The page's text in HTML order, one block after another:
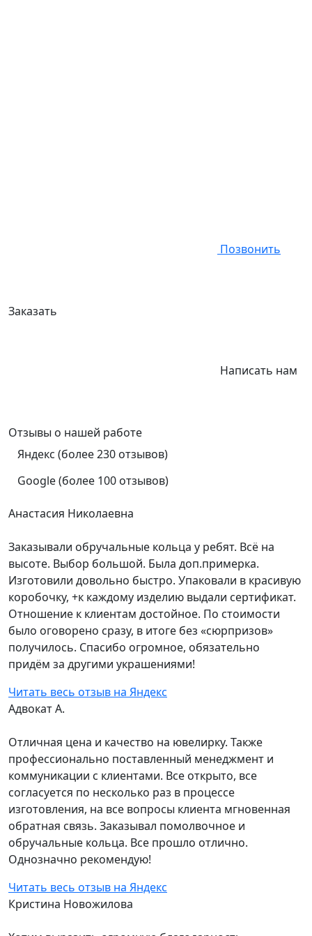
Позвонить
Заказать
Написать нам
Отзывы о нашей работе
Яндекс (более 230 отзывов)
Google (более 100 отзывов)
Анастасия Николаевна
Заказывали обручальные кольца у ребят. Всё на
высоте. Выбор большой. Была доп.примерка.
Изготовили довольно быстро. Упаковали в красивую
коробочку, +к каждому изделию выдали сертификат.
Отношение к клиентам достойное. По стоимости
было оговорено сразу, в итоге без «сюрпризов»
получилось. Спасибо огромное, обязательно
придём за другими украшениями!
Читать весь отзыв на Яндекс
Адвокат А.
Отличная цена и качество на ювелирку. Также
профессионально поставленный менеджмент и
коммуникации с клиентами. Все открыто, все
согласуется по несколько раз в процессе
изготовления, на все вопросы клиента мгновенная
обратная связь. Заказывал помолвочное и
обручальные кольца. Все прошло отлично.
Однозначно рекомендую!
Читать весь отзыв на Яндекс
Кристина Новожилова